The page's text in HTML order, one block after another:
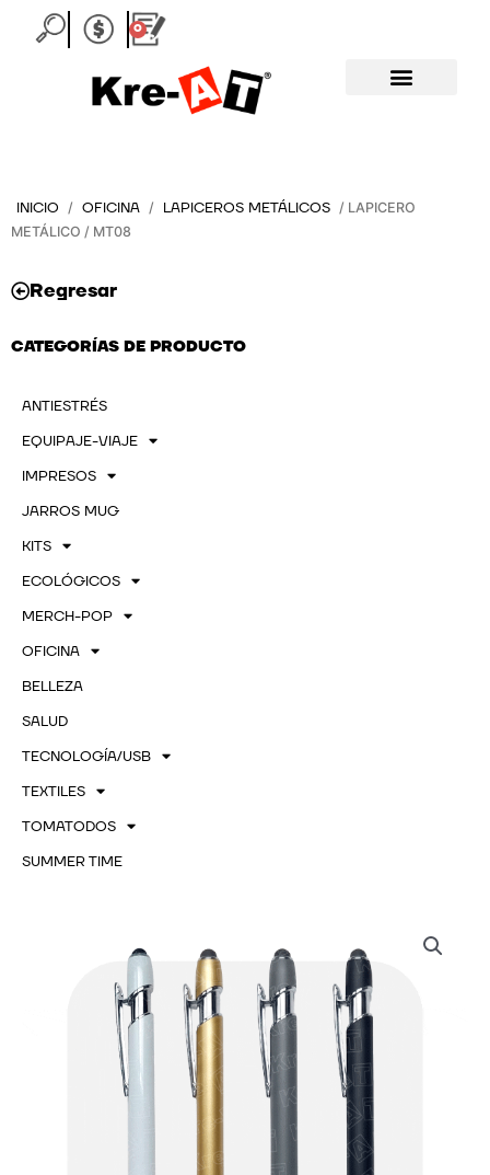
0
Carrito
INICIO / OFICINA / LAPICEROS METÁLICOS / LAPICERO
METÁLICO / MT08
Regresar
CATEGORÍAS DE PRODUCTO
ANTIESTRÉS
EQUIPAJE-VIAJE
IMPRESOS
JARROS MUG
KITS
ECOLÓGICOS
MERCH-POP
OFICINA
BELLEZA
SALUD
TECNOLOGÍA/USB
TEXTILES
TOMATODOS
SUMMER TIME